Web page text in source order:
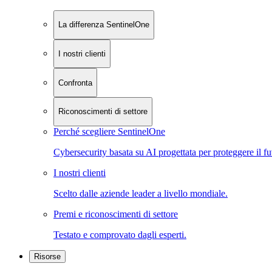
La differenza SentinelOne
I nostri clienti
Confronta
Riconoscimenti di settore
Perché scegliere SentinelOne
Cybersecurity basata su AI progettata per proteggere il
I nostri clienti
Scelto dalle aziende leader a livello mondiale.
Premi e riconoscimenti di settore
Testato e comprovato dagli esperti.
Risorse